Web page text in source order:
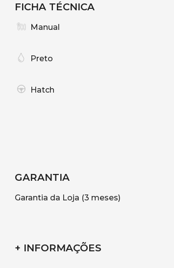
FICHA TÉCNICA
Manual
Preto
Hatch
GARANTIA
Garantia da Loja (3 meses)
+ INFORMAÇÕES